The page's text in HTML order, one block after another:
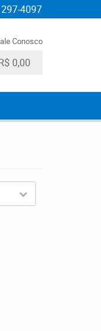
297-4097
Conosco
0,00